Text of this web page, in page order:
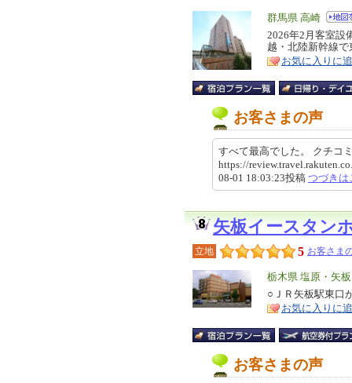
エ
リ
ア
群馬県 高崎
特
徴
2026年2月客室設
越・北陸新幹線
お気に入りに
お客さまの声
すべて最高でした。 クチ
https://
08-01 18:03:23投稿 つづきは
矢板イースタン
立地 5 お客さま
エ
リ
ア
栃木県 塩原・矢
特
徴
○ＪＲ矢板駅東
お気に入りに
お客さまの声